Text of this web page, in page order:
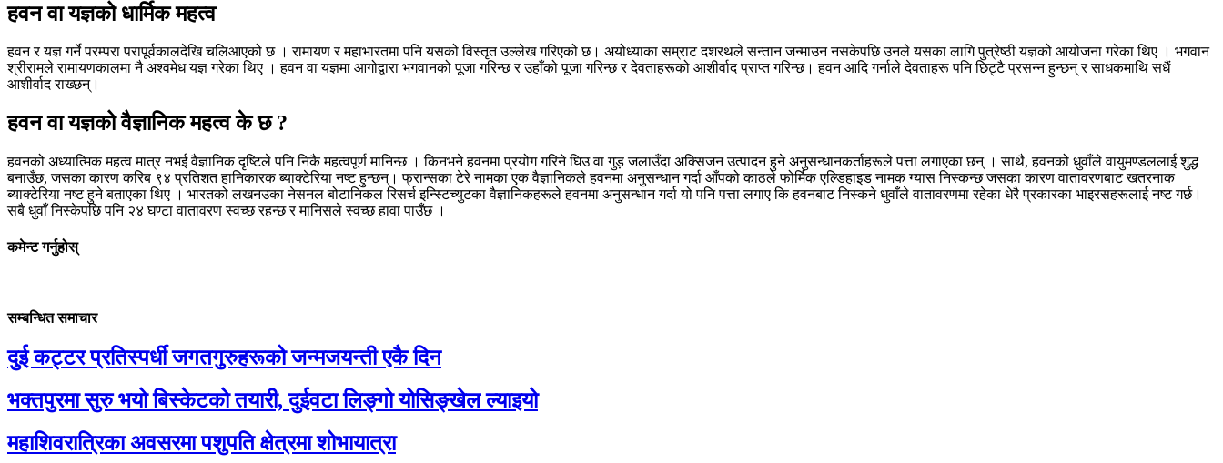
हवन वा यज्ञको धार्मिक महत्व
हवन र यज्ञ गर्ने परम्परा परापूर्वकालदेखि चलिआएको छ । रामायण र महाभारतमा पनि यसको विस्तृत उल्लेख गरिएको छ। अयोध्याका सम्राट दशरथले सन्तान जन्माउन नसकेपछि उनले यसका लागि पुत्रेष्ठी यज्ञको आयोजना गरेका थिए । भगवान
श्रीरामले रामायणकालमा नै अश्वमेध यज्ञ गरेका थिए । हवन वा यज्ञमा आगोद्वारा भगवानको पूजा गरिन्छ र उहाँको पूजा गरिन्छ र देवताहरूको आशीर्वाद प्राप्त गरिन्छ। हवन आदि गर्नाले देवताहरू पनि छिट्टै प्रसन्‍न हुन्छन् र साधकमाथि सधैं
आशीर्वाद राख्छन्।
हवन वा यज्ञको वैज्ञानिक महत्व के छ?
हवनको अध्यात्मिक महत्व मात्र नभई वैज्ञानिक दृष्टिले पनि निकै महत्वपूर्ण मानिन्छ । किनभने हवनमा प्रयोग गरिने घिउ वा गुड़ जलाउँदा अक्सिजन उत्पादन हुने अनुसन्धानकर्ताहरूले पत्ता लगाएका छन् । साथै,हवनको धुवाँले वायुमण्डललाई शुद्ध
बनाउँछ,जसका कारण करिब ९४ प्रतिशत हानिकारक ब्याक्टेरिया नष्ट हुन्छन्। फ्रान्सका टेरे नामका एक वैज्ञानिकले हवनमा अनुसन्धान गर्दा आँपको काठले फोर्मिक एल्डिहाइड नामक ग्यास निस्कन्छ जसका कारण वातावरणबाट खतरनाक
ब्याक्टेरिया नष्ट हुने बताएका थिए । भारतको लखनउका नेसनल बोटानिकल रिसर्च इन्स्टिच्युटका वैज्ञानिकहरूले हवनमा अनुसन्धान गर्दा यो पनि पत्ता लगाए कि हवनबाट निस्कने धुवाँले वातावरणमा रहेका धेरै प्रकारका भाइरसहरूलाई नष्ट गर्छ।
सबै धुवाँ निस्केपछि पनि २४ घण्टा वातावरण स्वच्छ रहन्छ र मानिसले स्वच्छ हावा पाउँछ ।
कमेन्ट गर्नुहोस्
सम्बन्धित समाचार
दुई कट्टर प्रतिस्पर्धी जगतगुरुहरूको जन्मजयन्ती एकै दिन
भक्तपुरमा सुरु भयो बिस्केटको तयारी, दुईवटा लिङ्गो योसिङ्खेल ल्याइयो
महाशिवरात्रिका अवसरमा पशुपति क्षेत्रमा शोभायात्रा